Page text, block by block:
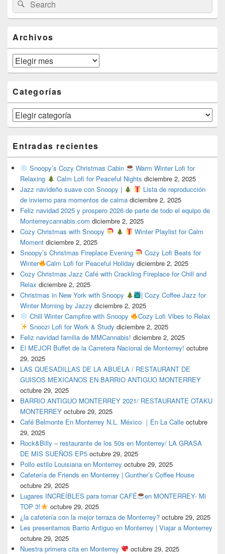
Sidebar
Widget
Area
for:
Archivos
Archivos
Categorías
Categorías
Entradas recientes
Snoopy’s Cozy Christmas Cabin
Warm Winter Lofi for
Relaxing
Calm Lofi for Peaceful Nights diciembre 2, 2025
Jazz navideño suave con Snoopy |
Lista de reproducción
de invierno para momentos de calma diciembre 2, 2025
Feliz navidad 2025 y prospero 2026 de parte de todo el equipo de
Monterreycannabis.com diciembre 2, 2025
Cozy Christmas with Snoopy
Winter Playlist for Calm
Moment diciembre 2, 2025
Snoopy’s Christmas Fireplace Evening
Cozy Lofi Beats for
Winter
Calm Lofi for Peaceful Holiday diciembre 2, 2025
Cozy Christmas Jazz Café with Crackling Fireplace for Chill and
Relax diciembre 2, 2025
Christmas in New York with Snoopy
| Cozy Coffee Jazz for
Winter Morning by Jazzy diciembre 2, 2025
Chill Winter Campfire with Snoopy
Cozy Lofi Vibes to Relax
Snoozi Lofi for Work & Study diciembre 2, 2025
Feliz navidad familia de MMCannabis! diciembre 2, 2025
El MEJOR Buffet de la Carretera Nacional de Monterrey! octubre
29, 2025
LAS QUESADILLAS DE LA ABUELA / RESTAURANT DE
GUISOS MEXICANOS EN BARRIO ANTIGUO MONTERREY
octubre 29, 2025
BARRIO ANTIGUO MONTERREY 2021/ RESTAURANTE OTAKU
MONTERREY octubre 29, 2025
Café Belmonte En Monterrey N.L. México ｜En La Calle octubre
29, 2025
Rock&Billy – restaurante de los 50s en Monterrey/ LA GRASA
DE MIS SUEÑOS EP5 octubre 29, 2025
Pollo estilo Louisiana en Monterrey octubre 29, 2025
Cafetería de Friends en Monterrey | Gunther’s Coffee House
octubre 29, 2025
Lugares INCREÍBLES para tomar CAFÉ
en MONTERREY- Mi
TOP 3!
octubre 29, 2025
¿la cafetería con la mejor terraza de Monterrey? octubre 29, 2025
Les presentamos Barrio Antiguo en Monterrey | Viajar a Monterrey
octubre 29, 2025
Nuestra primera cita en Monterrey
octubre 29, 2025